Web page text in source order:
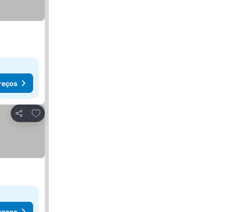
Partilhar
Adicionar aos favoritos